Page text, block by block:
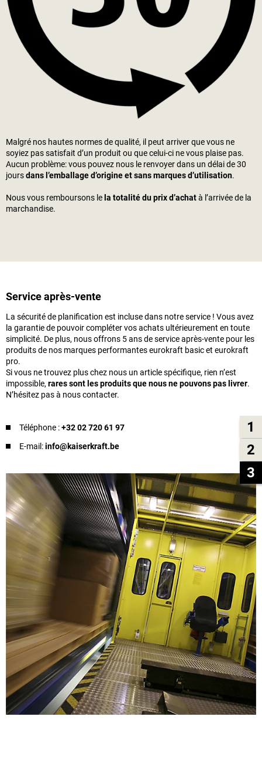
1
2
3
Malgré nos hautes normes de qualité, il peut arriver que vous ne
soyiez pas satisfait d’un produit ou que celui-ci ne vous plaise pas.
Aucun problème: vous pouvez nous le renvoyer dans un délai de 30
joursdans l’emballage d’origine et sans marques d’utilisation.
Nous vous remboursons le la totalité du prix d’achatà l’arrivée de la
marchandise.
Service après-vente
La sécurité de planification est incluse dans notre service ! Vous avez
la garantie de pouvoir compléter vos achats ultérieurement en toute
simplicité. De plus, nous offrons 5 ans de service après-vente pour les
produits de nos marques performantes eurokraft basic et eurokraft
pro.
Si vous ne trouvez plus chez nous un article spécifique, rien n’est
impossible, rares sont les produits que nous ne pouvons pas livrer.
N’hésitez pas à nous contacter.
Téléphone :+32 02 720 61 97
E-mail:info@kaiserkraft.be